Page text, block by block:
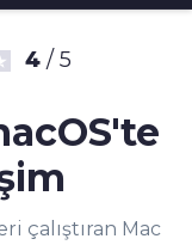
4 / 5
çalıştıran Mac